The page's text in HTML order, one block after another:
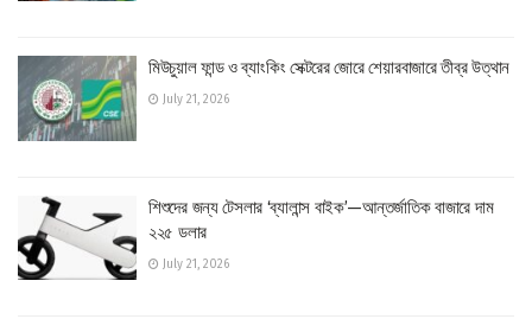
মিউচুয়াল ফান্ড ও ব্যাংকিং সেক্টরের জোরে শেয়ারবাজারে তীব্র উত্থান
July 21, 2026
শিশুদের জন্য টেসলার ‘ব্যালান্স বাইক’—আন্তর্জাতিক বাজারে দাম
২২৫ ডলার
July 21, 2026